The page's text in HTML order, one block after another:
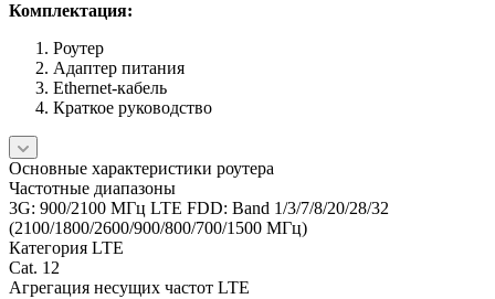
Комплектация:
Роутер
Адаптер питания
Ethernet-кабель
Краткое руководство
Основные характеристики роутера
Частотные диапазоны
3G: 900/2100 МГц LTE FDD: Band 1/3/7/8/20/28/32
(2100/1800/2600/900/800/700/1500 МГц)
Категория LTE
Cat. 12
Агрегация несущих частот LTE